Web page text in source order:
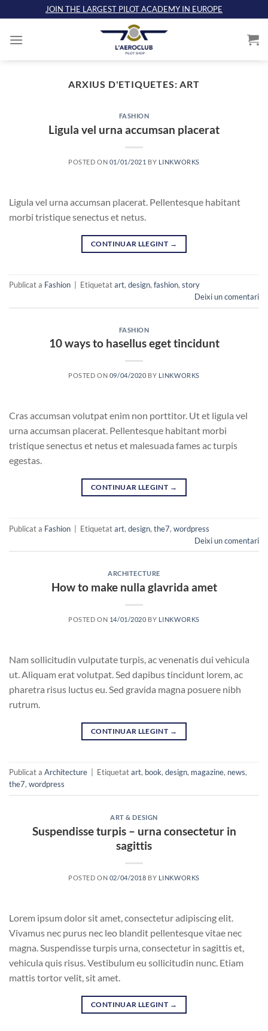
to
content
JOIN THE LARGEST PILOT ACADEMY IN EUROPE
ARXIUS D'ETIQUETES:ART
FASHION
Ligula vel urna accumsan placerat
POSTED ON 01/01/2021 BY LINKWORKS
Ligula vel urna accumsan placerat. Pellentesque habitant
morbi tristique senectus et netus.
CONTINUAR LLEGINT →
Publicat a Fashion Etiquetatart, design, fashion, story
Deixi un comentari
FASHION
10 ways to hasellus eget tincidunt
POSTED ON 09/04/2020 BY LINKWORKS
Cras accumsan volutpat enim non porttitor. Ut et ligula vel
urna accumsan placerat. Pellentesque habitant morbi
tristique senectus et netus et malesuada fames ac turpis
egestas.
CONTINUAR LLEGINT →
Publicat a Fashion Etiquetatart, design, the7, wordpress
Deixi un comentari
ARCHITECTURE
How to make nulla glavrida amet
POSTED ON 14/01/2020 BY LINKWORKS
Nam sollicitudin vulputate turpis, ac venenatis dui vehicula
ut. Aliquam erat volutpat. Sed dapibus tincidunt lorem, ac
pharetra risus luctus eu. Sed gravida magna posuere nibh
rutrum.
CONTINUAR LLEGINT →
Publicat a Architecture Etiquetatart, book, design, magazine, news,
the7, wordpress
ART & DESIGN
Suspendisse turpis – urna consectetur in
sagittis
POSTED ON 02/04/2018 BY LINKWORKS
Lorem ipsum dolor sit amet, consectetur adipiscing elit.
Vivamus nec purus nec leo blandit pellentesque vitae nec
magna. Suspendisse turpis urna, consectetur in sagittis et,
vehicula quis risus. Vestibulum eu sollicitudin nunc. Etiam
mattis tortor velit, sit amet.
CONTINUAR LLEGINT →